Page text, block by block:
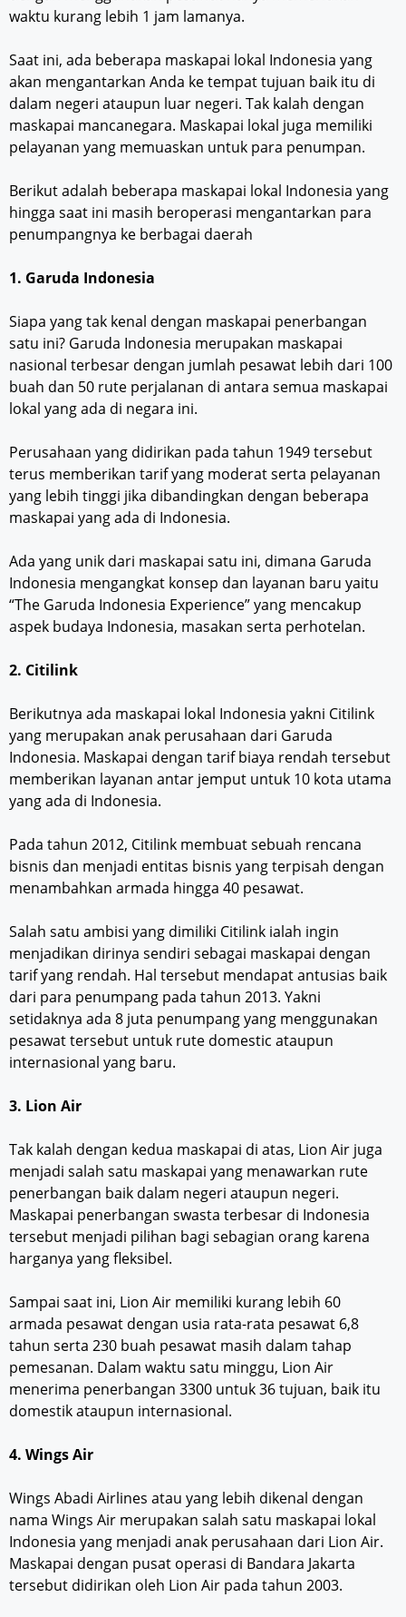
waktu kurang lebih 1 jam lamanya.
Saat ini, ada beberapa maskapai lokal Indonesia yang
akan mengantarkan Anda ke tempat tujuan baik itu di
dalam negeri ataupun luar negeri. Tak kalah dengan
maskapai mancanegara. Maskapai lokal juga memiliki
pelayanan yang memuaskan untuk para penumpan.
Berikut adalah beberapa maskapai lokal Indonesia yang
hingga saat ini masih beroperasi mengantarkan para
penumpangnya ke berbagai daerah
1. Garuda Indonesia
Siapa yang tak kenal dengan maskapai penerbangan
satu ini? Garuda Indonesia merupakan maskapai
nasional terbesar dengan jumlah pesawat lebih dari 100
buah dan 50 rute perjalanan di antara semua maskapai
lokal yang ada di negara ini.
Perusahaan yang didirikan pada tahun 1949 tersebut
terus memberikan tarif yang moderat serta pelayanan
yang lebih tinggi jika dibandingkan dengan beberapa
maskapai yang ada di Indonesia.
Ada yang unik dari maskapai satu ini, dimana Garuda
Indonesia mengangkat konsep dan layanan baru yaitu
“The Garuda Indonesia Experience” yang mencakup
aspek budaya Indonesia, masakan serta perhotelan.
2. Citilink
Berikutnya ada maskapai lokal Indonesia yakni Citilink
yang merupakan anak perusahaan dari Garuda
Indonesia. Maskapai dengan tarif biaya rendah tersebut
memberikan layanan antar jemput untuk 10 kota utama
yang ada di Indonesia.
Pada tahun 2012, Citilink membuat sebuah rencana
bisnis dan menjadi entitas bisnis yang terpisah dengan
menambahkan armada hingga 40 pesawat.
Salah satu ambisi yang dimiliki Citilink ialah ingin
menjadikan dirinya sendiri sebagai maskapai dengan
tarif yang rendah. Hal tersebut mendapat antusias baik
dari para penumpang pada tahun 2013. Yakni
setidaknya ada 8 juta penumpang yang menggunakan
pesawat tersebut untuk rute domestic ataupun
internasional yang baru.
3. Lion Air
Tak kalah dengan kedua maskapai di atas, Lion Air juga
menjadi salah satu maskapai yang menawarkan rute
penerbangan baik dalam negeri ataupun negeri.
Maskapai penerbangan swasta terbesar di Indonesia
tersebut menjadi pilihan bagi sebagian orang karena
harganya yang fleksibel.
Sampai saat ini, Lion Air memiliki kurang lebih 60
armada pesawat dengan usia rata-rata pesawat 6,8
tahun serta 230 buah pesawat masih dalam tahap
pemesanan. Dalam waktu satu minggu, Lion Air
menerima penerbangan 3300 untuk 36 tujuan, baik itu
domestik ataupun internasional.
4. Wings Air
Wings Abadi Airlines atau yang lebih dikenal dengan
nama Wings Air merupakan salah satu maskapai lokal
Indonesia yang menjadi anak perusahaan dari Lion Air.
Maskapai dengan pusat operasi di Bandara Jakarta
tersebut didirikan oleh Lion Air pada tahun 2003.